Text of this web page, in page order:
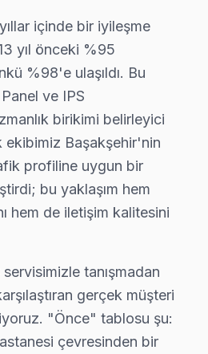
Yerel İçerik ve Deneyim
maliyetini belirleyen
Yüzeysel Güç kartı
temini: Stokta hazır JVC
servis arşivi, JVC görüntüleme
44 başvurunun %30'i Fire TV
içinde bir iyileşme hikayesi
tanışmadan önce ve
müşteri bizimle iletişime
model servis tercihinde
kapsamı: İşçilik 6 ay, orijinal
eşitliği: Başakşehir Şehir
içinde bir iyileşme
yıl önceki %95
%98'e ulaşıldı. Bu
ve IPS
birikimi belirleyici
ekibimiz Başakşehir'nin
profiline uygun bir
bu yaklaşım hem
hem de iletişim kalitesini
tanışmadan
gerçek müşteri
"Önce" tablosu şu:
çevresinden bir